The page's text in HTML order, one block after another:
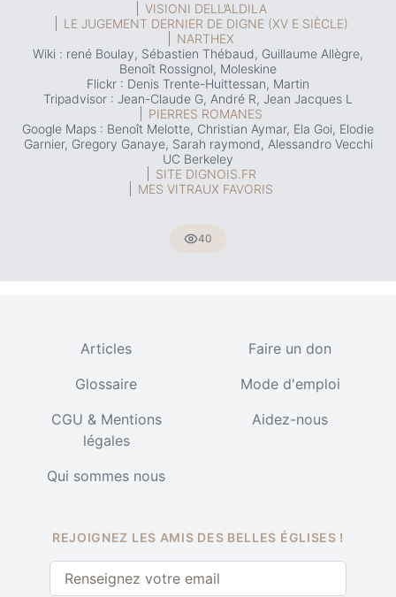
VISIONI DELL’ALDILA
LE JUGEMENT DERNIER DE DIGNE (XV E SIÈCLE)
NARTHEX
Wiki : rené Boulay, Sébastien Thébaud, Guillaume Allègre,
Benoît Rossignol, Moleskine
Flickr : Denis Trente-Huittessan, Martin
Tripadvisor : Jean-Claude G, André R, Jean Jacques L
PIERRES ROMANES
Google Maps : Benoît Melotte, Christian Aymar, Ela Goi, Elodie
Garnier, Gregory Ganaye, Sarah raymond, Alessandro Vecchi
UC Berkeley
SITE DIGNOIS.FR
MES VITRAUX FAVORIS
40
Articles
Faire un don
Glossaire
Mode d'emploi
CGU & Mentions
légales
Aidez-nous
Qui sommes nous
REJOIGNEZ LES AMIS DES BELLES ÉGLISES !